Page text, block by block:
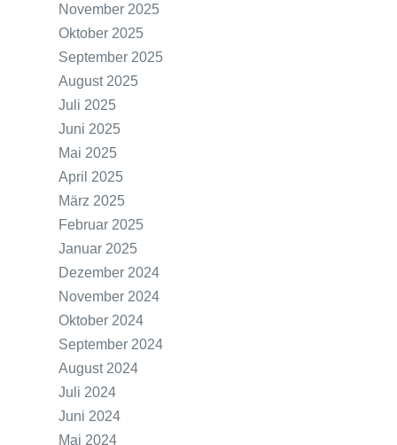
November 2025
Oktober 2025
September 2025
August 2025
Juli 2025
Juni 2025
Mai 2025
April 2025
März 2025
Februar 2025
Januar 2025
Dezember 2024
November 2024
Oktober 2024
September 2024
August 2024
Juli 2024
Juni 2024
Mai 2024